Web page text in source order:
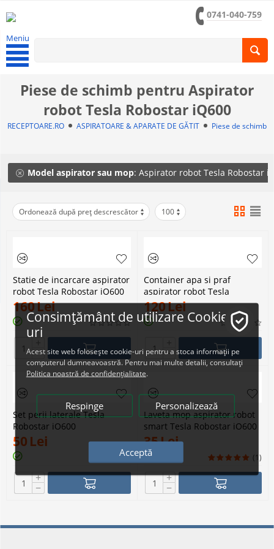
0741-040-759
Meniu
Piese de schimb pentru Aspirator
robot Tesla Robostar iQ600
RECEPTOARE.RO ASPIRATOARE & APARATE DE GĂTIT Piese de schimb
Model aspirator sau mop: Aspirator robot Tesla Robostar
Ordonează după preț descrescător 100
Statie de incarcare aspirator
robot Tesla Robostar iQ600
160Lei
−
Container apa si praf
aspirator robot Tesla
Robostar iQ600
120Lei
−
Set perii laterale Tesla
Robostar iQ600
50 Lei
+
−
Laveta mop aspirator robot
smart Tesla Robostar iQ600
35Lei
(1)
+
−
Consimțământ de utilizare Cookie-
uri
Acest site web folosește cookie-uri pentru a stoca informații pe
computerul dumneavoastră. Pentru mai multe detalii, consultați
Politica noastră de confidențialitate.
Respinge Personalizează
Acceptă